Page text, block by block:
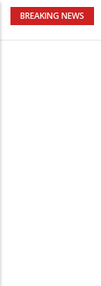
BREAKING NEWS